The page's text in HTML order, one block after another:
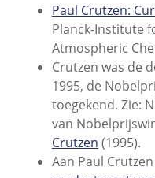
Paul Crutzen:
Planck-Institute
Atmospheric
Crutzen was de
1995, de
toegekend. Zie:
van
Crutzen (1995).
Aan Paul